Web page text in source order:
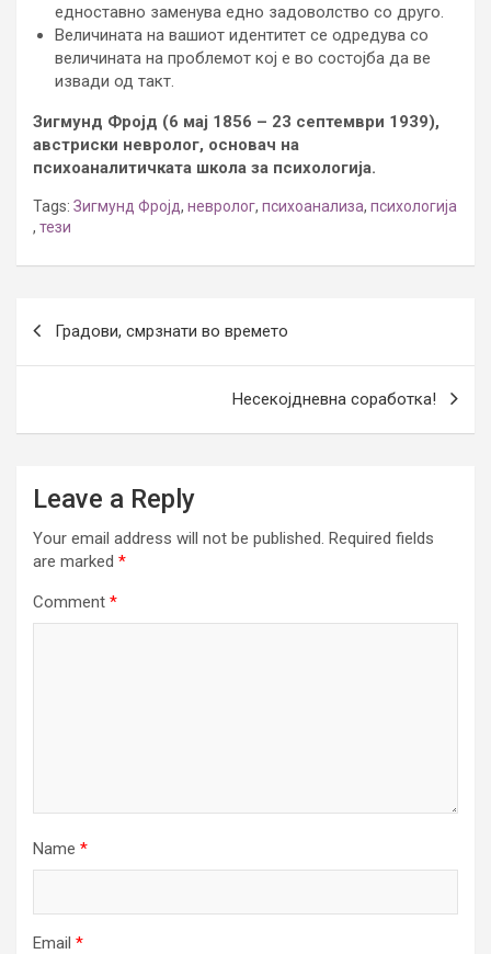
едноставно заменува едно задоволство со друго.
Величината на вашиот идентитет се одредува со
величината на проблемот кој е во состојба да ве
извади од такт.
Зигмунд Фројд (6 мај 1856 – 23 септември 1939),
австриски невролог, основач на
психоаналитичката школа за психологија.
Tags: Зигмунд Фројд, невролог, психоанализа, психологија
, тези
navigation
Градови, смрзнати во времето
Несекојдневна соработка!
Leave a Reply
Your email address will not be published. Required fields
are marked *
Comment *
Name *
Email *